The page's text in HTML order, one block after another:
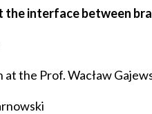
the interface between
at the Prof. Wacław